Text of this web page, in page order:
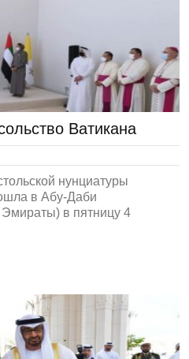
Ватикана
нунциатуры
в Абу-Даби
в пятницу 4